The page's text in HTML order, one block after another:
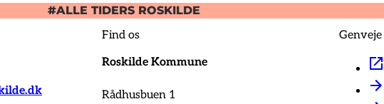
#ALLE TIDERS ROSKILDE
Find os
Roskilde Kommune
Rådhusbuen 1
Genveje